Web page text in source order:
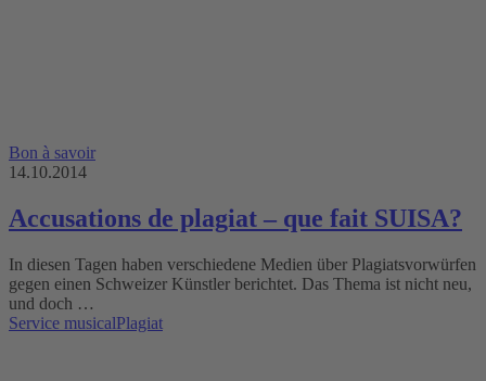
Bon à savoir
14.10.2014
Accusations de plagiat – que fait SUISA?
In diesen Tagen haben verschiedene Medien über Plagiatsvorwürfen
gegen einen Schweizer Künstler berichtet. Das Thema ist nicht neu,
und doch …
Service musicalPlagiat